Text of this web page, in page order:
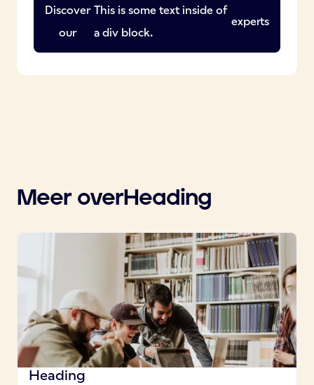
Discover
our
This is some text inside of
a div block.
experts
Meer overHeading
Heading